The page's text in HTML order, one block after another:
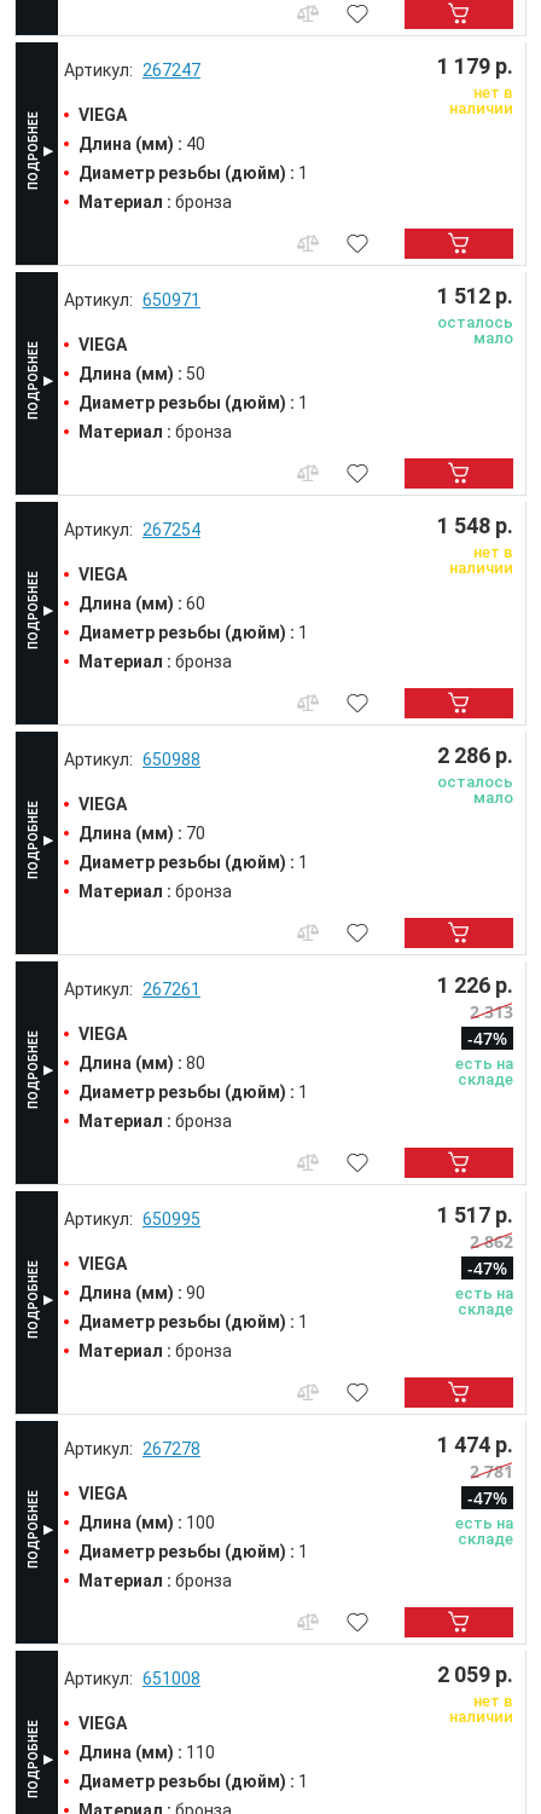
267247
VIEGA
Длина (мм) : 40
Диаметр резьбы (дюйм) : 1
Материал : бронза
1 179 р.
нет в
наличии
650971
VIEGA
Длина (мм) : 50
Диаметр резьбы (дюйм) : 1
Материал : бронза
1 512 р.
осталось
мало
267254
VIEGA
Длина (мм) : 60
Диаметр резьбы (дюйм) : 1
Материал : бронза
1 548 р.
нет в
наличии
650988
VIEGA
Длина (мм) : 70
Диаметр резьбы (дюйм) : 1
Материал : бронза
2 286 р.
осталось
мало
267261
VIEGA
Длина (мм) : 80
Диаметр резьбы (дюйм) : 1
Материал : бронза
1 226 р.
2 313
-47%
есть на
складе
650995
VIEGA
Длина (мм) : 90
Диаметр резьбы (дюйм) : 1
Материал : бронза
1 517 р.
2 862
-47%
есть на
складе
267278
VIEGA
Длина (мм) : 100
Диаметр резьбы (дюйм) : 1
Материал : бронза
1 474 р.
2 781
-47%
есть на
складе
651008
VIEGA
Длина (мм) : 110
Диаметр резьбы (дюйм) : 1
Материал : бронза
2 059 р.
нет в
наличии